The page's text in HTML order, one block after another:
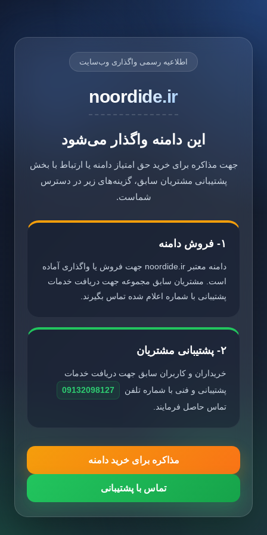
اطلاعیه رسمی واگذاری وب‌سایت
noordide.ir
این دامنه واگذار می‌شود
جهت مذاکره برای خرید حق امتیاز دامنه یا ارتباط با بخش
پشتیبانی مشتریان سابق، گزینه‌های زیر در دسترس
شماست.
دامنه معتبر noordide.ir جهت فروش یا واگذاری آماده
است. مشتریان سابق مجموعه جهت دریافت خدمات
پشتیبانی با شماره اعلام شده تماس بگیرند.
خریداران و کاربران سابق جهت دریافت خدمات
پشتیبانی و فنی با شماره تلفن
09132098127
تماس حاصل فرمایند.
مذاکره برای خرید دامنه
تماس با پشتیبانی